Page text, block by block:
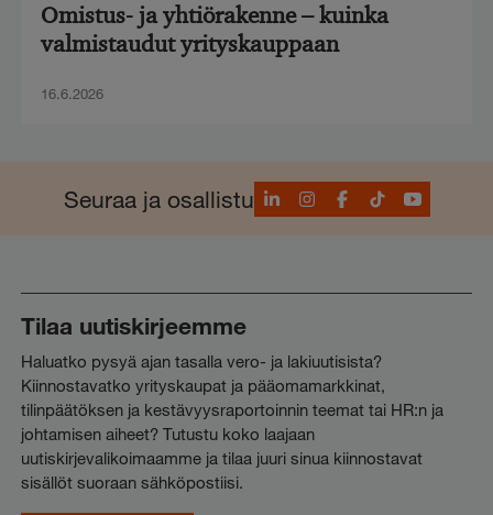
Omistus- ja yhtiörakenne – kuinka
valmistaudut yrityskauppaan
16.6.2026
Seuraa ja osallistuLinkedInInstagram
Facebook
TikTokYouTube
Tilaa uutiskirjeemme
Haluatko pysyä ajan tasalla vero- ja lakiuutisista?
Kiinnostavatko yrityskaupat ja pääomamarkkinat,
tilinpäätöksen ja kestävyysraportoinnin teemat tai HR:n ja
johtamisen aiheet? Tutustu koko laajaan
uutiskirjevalikoimaamme ja tilaa juuri sinua kiinnostavat
sisällöt suoraan sähköpostiisi.